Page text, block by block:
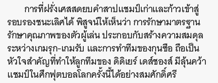
การที่ฝรั่งเศสสดยบคำสาปแชมป์เก่าและก้าวเข้าสู่
รอบรองชนะเลิศได้ พิสูจน์ให้เห็นว่า การรักษามาตรฐาน
รักษาคุณภาพของตัวผู้เล่น ประกอบกับสร้างความสมดุล
ระหว่างเกมรุก-เกมรับ และการทำทีมของกุนซือ ถือเป็น
หัวใจสำคัญที่ทำให้ลูกทีมของ ดิดิเยร์ เดส์ชองส์ มีลุ้นคว้า
แชมป์ในศึกฟุตบอลโลกครั้งนี้ได้อย่างสมศักดิ์ศรี